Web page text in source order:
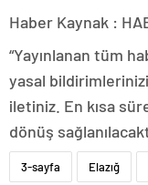
Haber Kaynak :
“Yayınlanan tüm
yasal
iletiniz. En kısa
dönüş
3-sayfa Elazığ